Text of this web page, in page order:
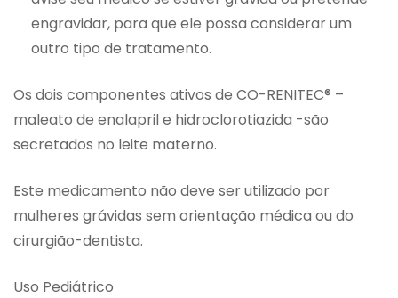
engravidar, para que ele possa considerar um
outro tipo de tratamento.
Os dois componentes ativos de CO-RENITEC® –
maleato de enalapril e hidroclorotiazida -são
secretados no leite materno.
Este medicamento não deve ser utilizado por
mulheres grávidas sem orientação médica ou do
cirurgião-dentista.
Uso Pediátrico